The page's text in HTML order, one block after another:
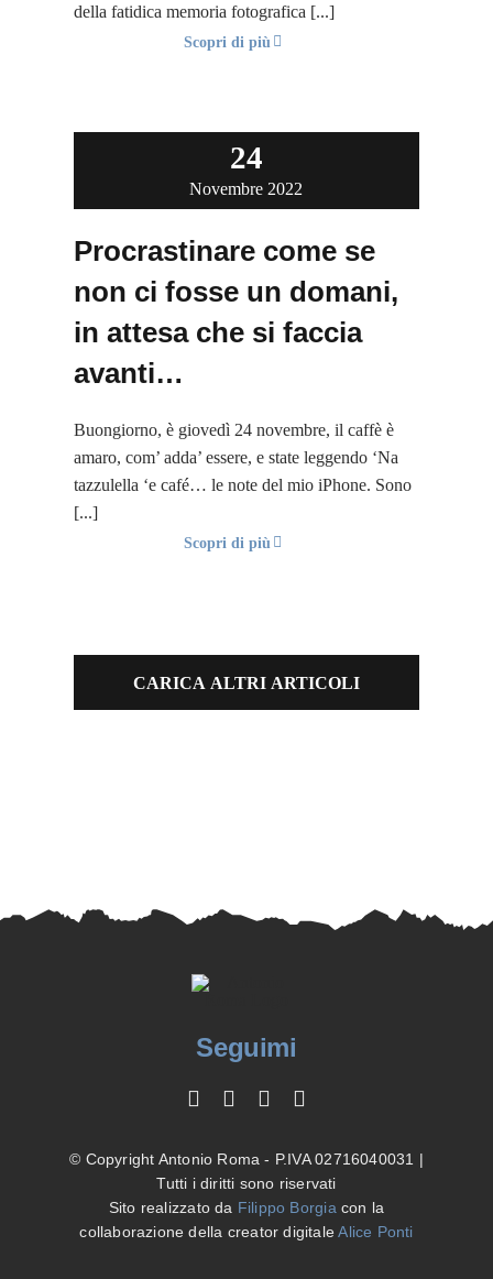
della fatidica memoria fotografica [...]
Scopri di più
24
Novembre 2022
Procrastinare come se
non ci fosse un domani,
in attesa che si faccia
avanti…
Buongiorno, è giovedì 24 novembre, il caffè è
amaro, com’ adda’ essere, e state leggendo ‘Na
tazzulella ‘e café… le note del mio iPhone. Sono
[...]
Scopri di più
CARICA ALTRI ARTICOLI
Seguimi
© Copyright Antonio Roma - P.IVA 02716040031 |
Tutti i diritti sono riservati
Sito realizzato da Filippo Borgiacon la
collaborazione della creator digitaleAlice Ponti